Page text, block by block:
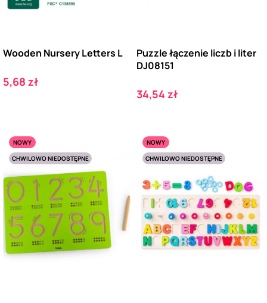
Wooden Nursery Letters L
Cena
5,68 zł
Puzzle łączenie liczb i liter
DJ08151
Cena
34,54 zł
NOWY
CHWILOWO NIEDOSTĘPNE
NOWY
CHWILOWO NIEDOSTĘPNE